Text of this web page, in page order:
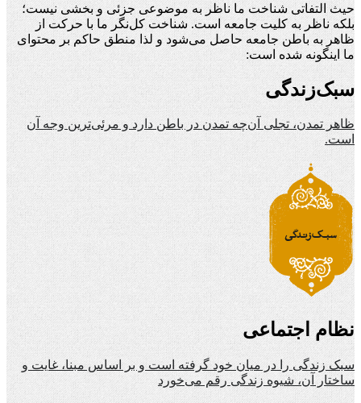
حیث التفاتی شناخت ما ناظر به موضوعی جزئی و بخشی نیست؛
بلکه ناظر به کلیت جامعه است. شناخت کل‌نگر ما با حرکت از
ظاهر به باطن جامعه حاصل می‌شود و لذا منطق حاکم بر محتوای
ما اینگونه شده است:
سبک‌زندگی
ظاهر تمدن، تجلی آن‌چه تمدن در باطن دارد و مرئی‌ترین وجه آن
است.
نظام اجتماعی
سبک زندگی را در میان خود گرفته است و بر اساس مبنا، غایت و
ساختار آن، شیوه زندگی رقم می‌خورد